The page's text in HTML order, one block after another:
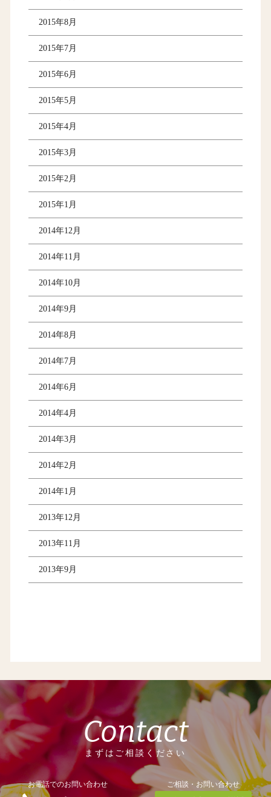
2015年8月
2015年7月
2015年6月
2015年5月
2015年4月
2015年3月
2015年2月
2015年1月
2014年12月
2014年11月
2014年10月
2014年9月
2014年8月
2014年7月
2014年6月
2014年4月
2014年3月
2014年2月
2014年1月
2013年12月
2013年11月
2013年9月
Contact
まずはご相談ください
お電話でのお問い合わせ ご相談・お問い合わせ